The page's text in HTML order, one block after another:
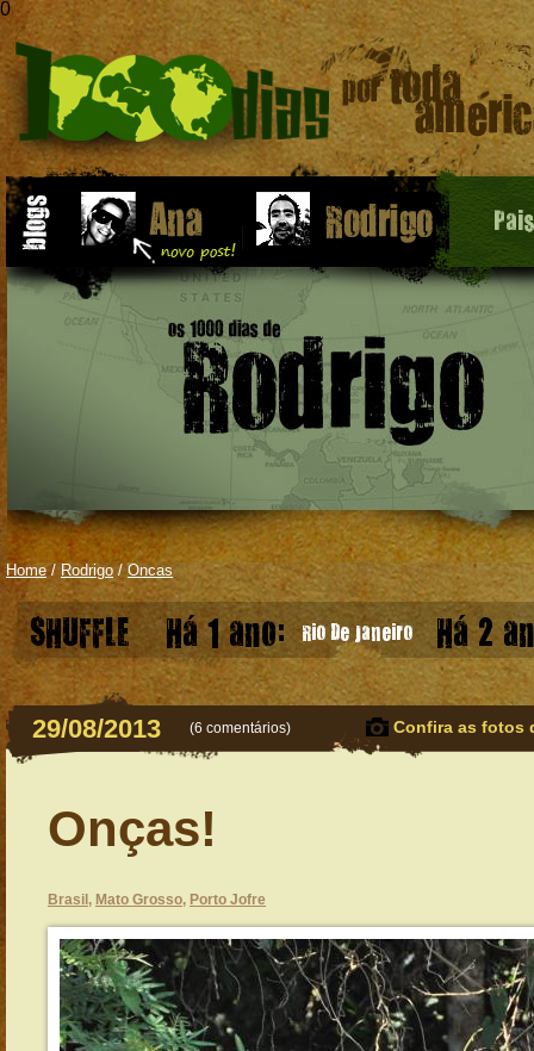
0
Home/ Rodrigo /Oncas
SHUFFLE Há 1 ano: Rio De Janeiro Há 2
29/08/2013 (6 comentários) Confira as fotos
Onças!
Brasil , Mato Grosso, Porto Jofre